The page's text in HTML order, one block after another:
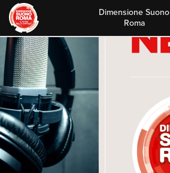
Skip
to
content
Dimensione Suono
Roma